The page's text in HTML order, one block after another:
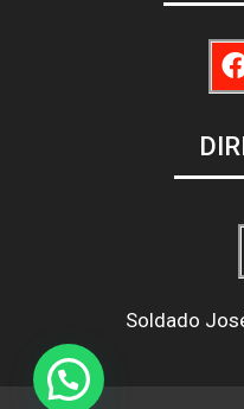
Soldado